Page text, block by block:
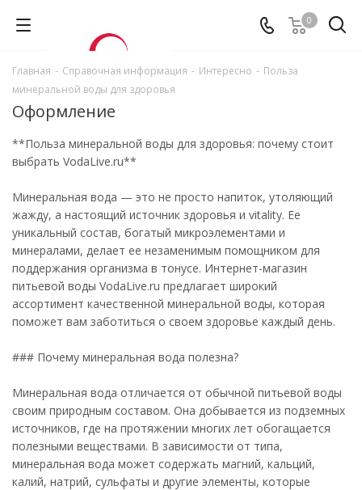
0
Главная - Справочная информация - Интересно - Польза
минеральной воды для здоровья
Оформление
**Польза минеральной воды для здоровья: почему стоит
выбрать VodaLive.ru**
Минеральная вода — это не просто напиток, утоляющий
жажду, а настоящий источник здоровья и vitality. Ее
уникальный состав, богатый микроэлементами и
минералами, делает ее незаменимым помощником для
поддержания организма в тонусе. Интернет-магазин
питьевой воды VodaLive.ru предлагает широкий
ассортимент качественной минеральной воды, которая
поможет вам заботиться о своем здоровье каждый день.
### Почему минеральная вода полезна?
Минеральная вода отличается от обычной питьевой воды
своим природным составом. Она добывается из подземных
источников, где на протяжении многих лет обогащается
полезными веществами. В зависимости от типа,
минеральная вода может содержать магний, кальций,
калий, натрий, сульфаты и другие элементы, которые